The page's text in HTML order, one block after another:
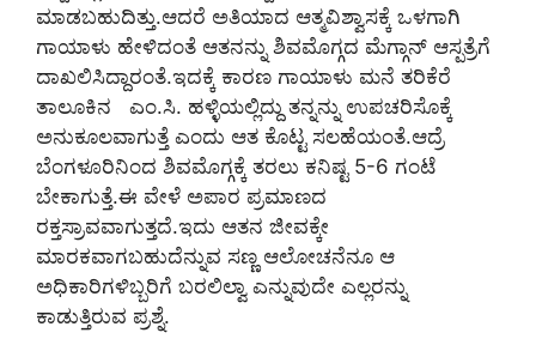
ಮಾಡಬಹುದಿತ್ತು.ಆದರೆ ಅತಿಯಾದ ಆತ್ಮವಿಶ್ವಾಸಕ್ಕೆ ಒಳಗಾಗಿ
ಗಾಯಾಳು ಹೇಳಿದಂತೆ ಆತನನ್ನು ಶಿವಮೊಗ್ಗದ ಮೆಗ್ಗಾನ್ ಆಸ್ಪತ್ರೆಗೆ
ದಾಖಲಿಸಿದ್ದಾರಂತೆ.ಇದಕ್ಕೆ ಕಾರಣ ಗಾಯಾಳು ಮನೆ ತರಿಕೆರೆ
ತಾಲೂಕಿನ ಎಂ.ಸಿ. ಹಳ್ಳಿಯಲ್ಲಿದ್ದು ತನ್ನನ್ನು ಉಪಚರಿಸೊಕ್ಕೆ
ಅನುಕೂಲವಾಗುತ್ತೆ ಎಂದು ಆತ ಕೊಟ್ಟ ಸಲಹೆಯಂತೆ.ಆದ್ರೆ
ಬೆಂಗಳೂರಿನಿಂದ ಶಿವಮೊಗ್ಗಕ್ಕೆ ತರಲು ಕನಿಷ್ಟ 5-6 ಗಂಟೆ
ಬೇಕಾಗುತ್ತೆ.ಈ ವೇಳೆ ಅಪಾರ ಪ್ರಮಾಣದ
ರಕ್ತಸ್ರಾವವಾಗುತ್ತದೆ.ಇದು ಆತನ ಜೀವಕ್ಕೇ
ಮಾರಕವಾಗಬಹುದೆನ್ನುವ ಸಣ್ಣ ಆಲೋಚನೆನೂ ಆ
ಅಧಿಕಾರಿಗಳಿಬ್ಬರಿಗೆ ಬರಲಿಲ್ವಾ ಎನ್ನುವುದೇ ಎಲ್ಲರನ್ನು
ಕಾಡುತ್ತಿರುವ ಪ್ರಶ್ನೆ.